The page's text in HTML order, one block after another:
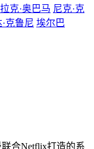
克·奥巴马 尼克·克
·克鲁尼 埃尔巴
合Netflix打造的系